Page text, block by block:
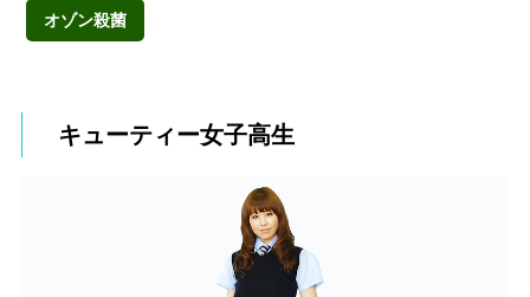
オゾン殺菌
キューティー女子高生